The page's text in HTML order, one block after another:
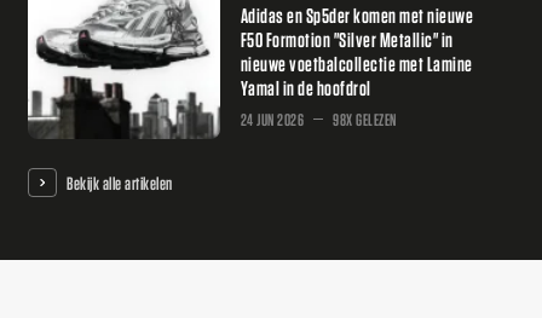
Adidas en Sp5der komen met nieuwe
F50 Formotion "Silver Metallic" in
nieuwe voetbalcollectie met Lamine
Yamal in de hoofdrol
24 JUN 2026 98X GELEZEN
Bekijk alle artikelen